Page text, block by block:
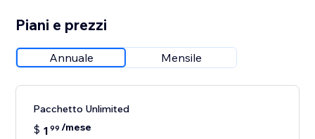
Piani e prezzi
Annuale Mensile
Pacchetto Unlimited
$ 1 99 /mese